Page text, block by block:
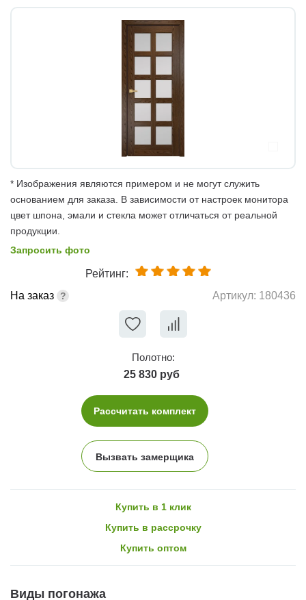
* Изображения являются примером и не могут служить
основанием для заказа. В зависимости от настроек монитора
цвет шпона, эмали и стекла может отличаться от реальной
продукции.
Запросить фото
Рейтинг:
На заказ
Артикул: 180436
Полотно:
25 830 руб
Рассчитать комплект
Вызвать замерщика
Купить в 1 клик
Купить в рассрочку
Купить оптом
Виды погонажа